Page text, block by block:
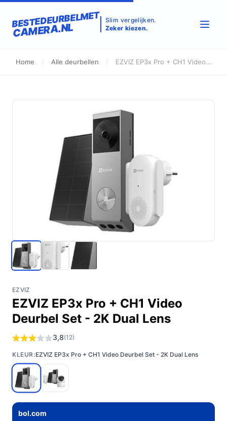
BESTEDEURBELMET
CAMERA.NL
Slim vergelijken.
Zeker kiezen.
Home / Alle deurbellen / EZVIZ EP3x Pro + CH1 Video...
EZVIZ
EZVIZ EP3x Pro + CH1 Video
Deurbel Set - 2K Dual Lens
3,8(12)
KLEUR:EZVIZ EP3x Pro + CH1 Video Deurbel Set - 2K Dual Lens
bol.com